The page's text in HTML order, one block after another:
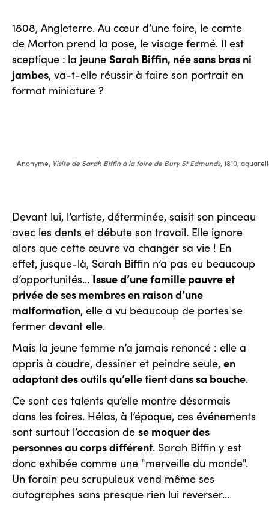
1808, Angleterre. Au cœur d’une foire, le comte
de Morton prend la pose, le visage fermé. Il est
sceptique : la jeune Sarah Biffin, née sans bras ni
jambes, va-t-elle réussir à faire son portrait en
format miniature ?
Anonyme, Visite de Sarah Biffin à la foire de Bury St Edmunds, 1810,
Devant lui, l’artiste, déterminée, saisit son pinceau
avec les dents et débute son travail. Elle ignore
alors que cette œuvre va changer sa vie ! En
effet, jusque-là, Sarah Biffin n’a pas eu beaucoup
d’opportunités... Issue d’une famille pauvre et
privée de ses membres en raison d’une
malformation, elle a vu beaucoup de portes se
fermer devant elle.
Mais la jeune femme n’a jamais renoncé : elle a
appris à coudre, dessiner et peindre seule, en
adaptant des outils qu’elle tient dans sa bouche.
Ce sont ces talents qu’elle montre désormais
dans les foires. Hélas, à l’époque, ces événements
sont surtout l’occasion de se moquer des
personnes au corps différent. Sarah Biffin y est
donc exhibée comme une "merveille du monde".
Un forain peu scrupuleux vend même ses
autographes sans presque rien lui reverser...